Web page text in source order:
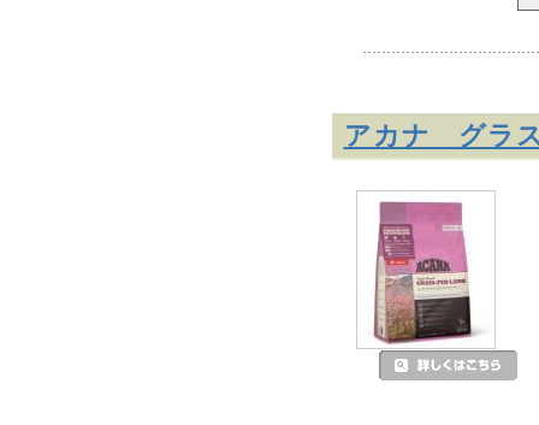
アカナ グラ